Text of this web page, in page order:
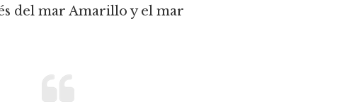
del mar Amarillo y el mar